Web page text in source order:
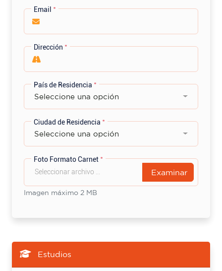
Email *
Dirección *
País de Residencia *
Seleccione una opción
Ciudad de Residencia *
Seleccione una opción
Foto Formato Carnet *
Examinar
Imagen máximo 2 MB
Estudios